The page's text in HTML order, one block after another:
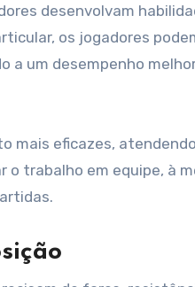
desenvolvam
os jogadores
a um desempenho
mais eficazes,
o trabalho em equipe, à